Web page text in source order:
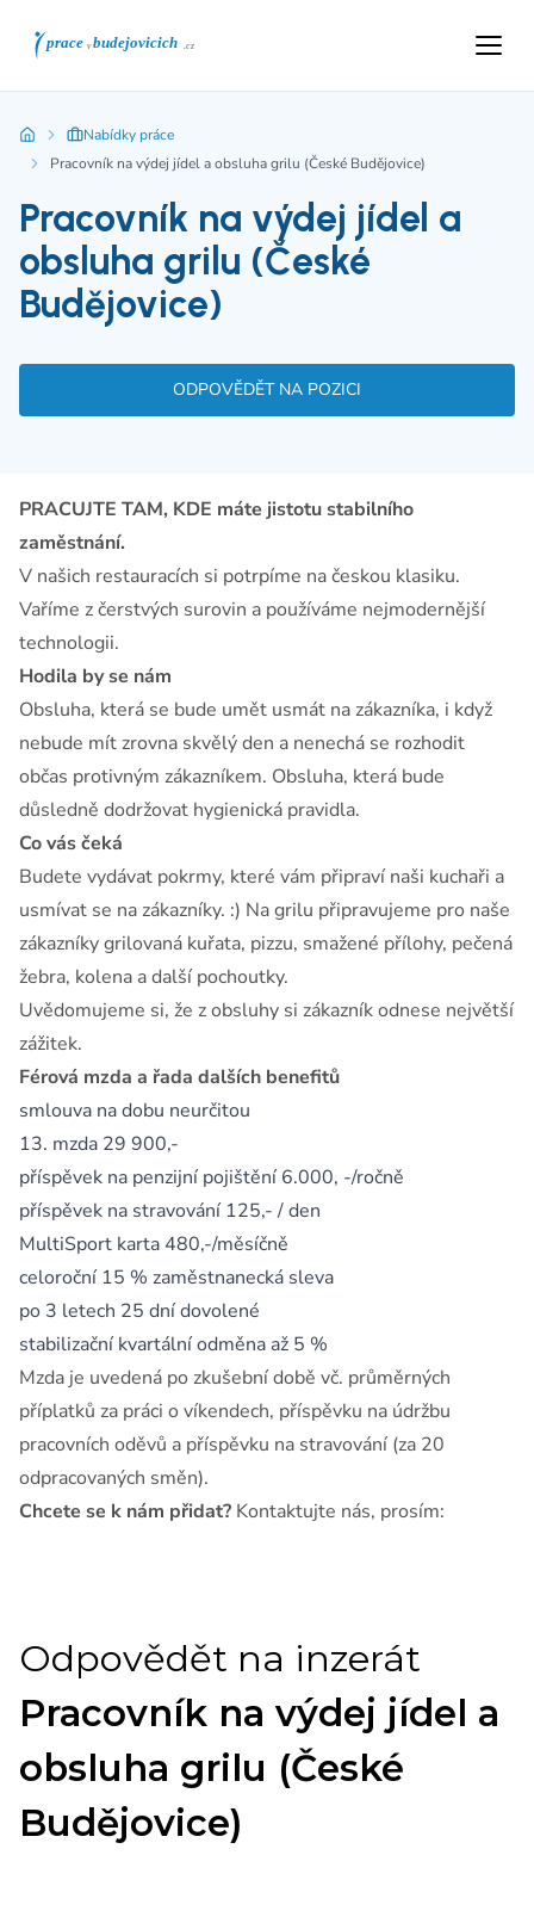
Nabídky práce
Pracovník na výdej jídel a obsluha grilu (České Budějovice)
Pracovník na výdej jídel a
obsluha grilu (České
Budějovice)
ODPOVĚDĚT NA POZICI
PRACUJTE TAM, KDE máte jistotu stabilního
zaměstnání.
V našich restauracích si potrpíme na českou klasiku.
Vaříme z čerstvých surovin a používáme nejmodernější
technologii.
Hodila by se nám
Obsluha, která se bude umět usmát na zákazníka, i když
nebude mít zrovna skvělý den a nenechá se rozhodit
občas protivným zákazníkem. Obsluha, která bude
důsledně dodržovat hygienická pravidla.
Co vás čeká
Budete vydávat pokrmy, které vám připraví naši kuchaři a
usmívat se na zákazníky. :) Na grilu připravujeme pro naše
zákazníky grilovaná kuřata, pizzu, smažené přílohy, pečená
žebra, kolena a další pochoutky.
Uvědomujeme si, že z obsluhy si zákazník odnese největší
zážitek.
Férová mzda a řada dalších benefitů
smlouva na dobu neurčitou
13. mzda 29 900,-
příspěvek na penzijní pojištění 6.000, -/ročně
příspěvek na stravování 125,- / den
MultiSport karta 480,-/měsíčně
celoroční 15 % zaměstnanecká sleva
po 3 letech 25 dní dovolené
stabilizační kvartální odměna až 5 %
Mzda je uvedená po zkušební době vč. průměrných
příplatků za práci o víkendech, příspěvku na údržbu
pracovních oděvů a příspěvku na stravování (za 20
odpracovaných směn).
Chcete se k nám přidat? Kontaktujte nás, prosím: